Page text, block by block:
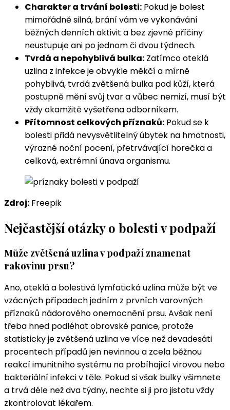
Charakter a trvání bolesti: Pokud je bolest
mimořádně silná, brání vám ve vykonávání
běžných denních aktivit a bez zjevné příčiny
neustupuje ani po jednom či dvou týdnech.
Tvrdá a nepohyblivá bulka: Zatímco oteklá
uzlina z infekce je obvykle měkčí a mírně
pohyblivá, tvrdá zvětšená bulka pod kůží, která
postupně mění svůj tvar a vůbec nemizí, musí být
vždy okamžitě vyšetřena odborníkem.
Přítomnost celkových příznaků: Pokud se k
bolesti přidá nevysvětlitelný úbytek na hmotnosti,
výrazné noční pocení, přetrvávající horečka a
celková, extrémní únava organismu.
Zdroj: Freepik
Nejčastější otázky o bolesti v podpaží
Může zvětšená uzlina v podpaží znamenat
rakovinu prsu?
Ano, oteklá a bolestivá lymfatická uzlina může být ve
vzácných případech jedním z prvních varovných
příznaků nádorového onemocnění prsu. Avšak není
třeba hned podléhat obrovské panice, protože
statisticky je zvětšená uzlina ve více než devadesáti
procentech případů jen nevinnou a zcela běžnou
reakcí imunitního systému na probíhající virovou nebo
bakteriální infekci v těle. Pokud si však bulky všimnete
a trvá déle než dva týdny, nechte si ji pro jistotu vždy
zkontrolovat lékařem.